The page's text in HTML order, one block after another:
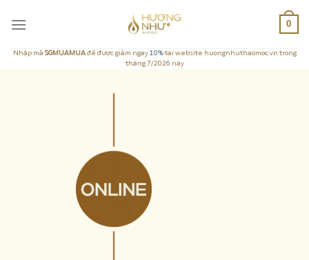
0
Nhập mã SGMUAMUAđể được giảm ngay 10%tại website huongnhuthaomoc.vn trong
tháng 7/2026 này